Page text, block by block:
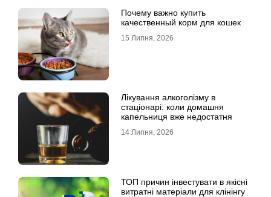
Почему важно купить
качественный корм для кошек
15 Липня, 2026
Лікування алкоголізму в
стаціонарі: коли домашня
капельниця вже недостатня
14 Липня, 2026
ТОП причин інвестувати в якісні
витратні матеріали для клінінгу